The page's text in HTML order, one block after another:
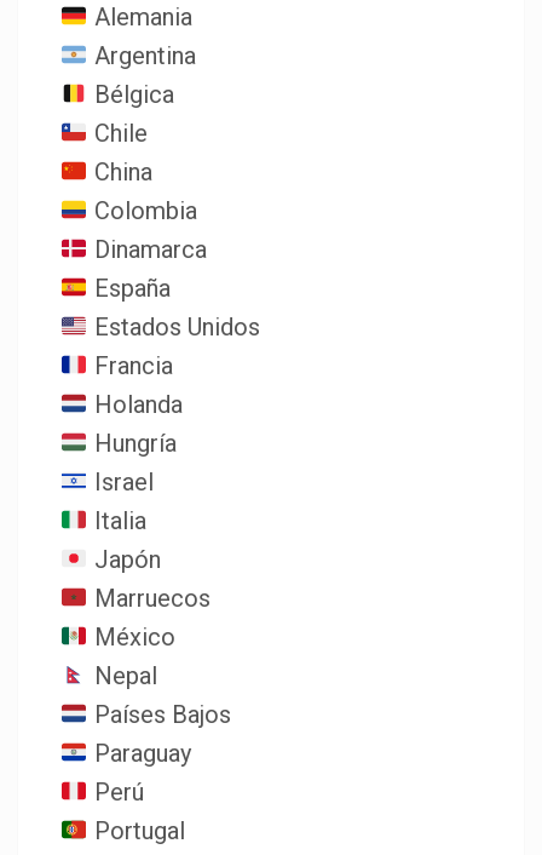
Alemania
Argentina
Bélgica
Chile
China
Colombia
Dinamarca
España
Estados Unidos
Francia
Holanda
Hungría
Israel
Italia
Japón
Marruecos
México
Nepal
Países Bajos
Paraguay
Perú
Portugal